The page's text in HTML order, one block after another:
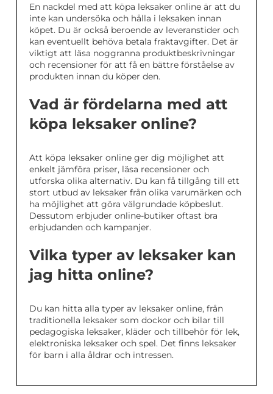
En nackdel med att köpa leksaker online är att du
inte kan undersöka och hålla i leksaken innan
köpet. Du är också beroende av leveranstider och
kan eventuellt behöva betala fraktavgifter. Det är
viktigt att läsa noggranna produktbeskrivningar
och recensioner för att få en bättre förståelse av
produkten innan du köper den.
Vad är fördelarna med att
köpa leksaker online?
Att köpa leksaker online ger dig möjlighet att
enkelt jämföra priser, läsa recensioner och
utforska olika alternativ. Du kan få tillgång till ett
stort utbud av leksaker från olika varumärken och
ha möjlighet att göra välgrundade köpbeslut.
Dessutom erbjuder online-butiker oftast bra
erbjudanden och kampanjer.
Vilka typer av leksaker kan
jag hitta online?
Du kan hitta alla typer av leksaker online, från
traditionella leksaker som dockor och bilar till
pedagogiska leksaker, kläder och tillbehör för lek,
elektroniska leksaker och spel. Det finns leksaker
för barn i alla åldrar och intressen.